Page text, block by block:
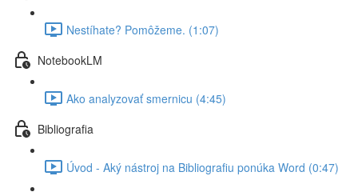
Nestíhate? Pomôžeme. (1:07)
NotebookLM
Ako analyzovať smernicu (4:45)
Bibliografia
Úvod - Aký nástroj na Bibliografiu ponúka Word (0:47)